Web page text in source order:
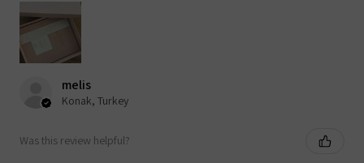
melis
Konak, Turkey
Was this review helpful?